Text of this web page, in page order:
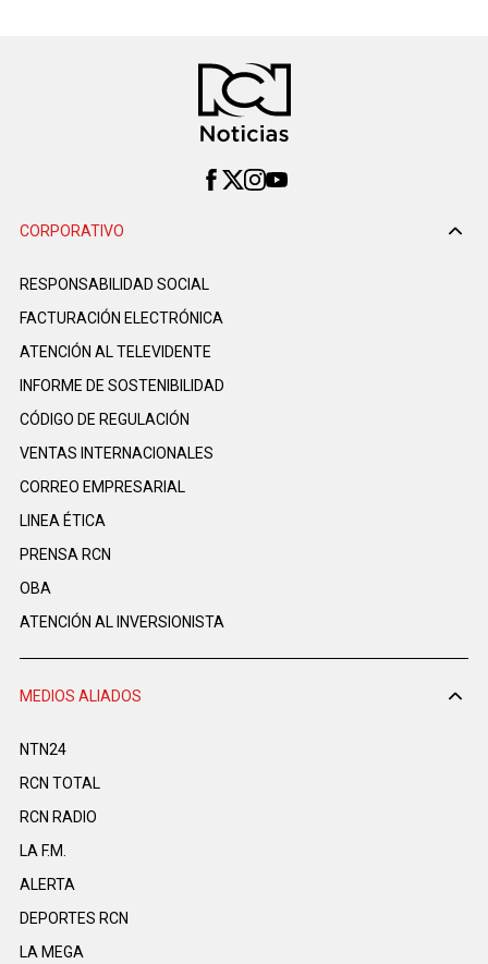
CORPORATIVO
RESPONSABILIDAD SOCIAL
FACTURACIÓN ELECTRÓNICA
ATENCIÓN AL TELEVIDENTE
INFORME DE SOSTENIBILIDAD
CÓDIGO DE REGULACIÓN
VENTAS INTERNACIONALES
CORREO EMPRESARIAL
LINEA ÉTICA
PRENSA RCN
OBA
ATENCIÓN AL INVERSIONISTA
MEDIOS ALIADOS
NTN24
RCN TOTAL
RCN RADIO
LA F.M.
ALERTA
DEPORTES RCN
LA MEGA